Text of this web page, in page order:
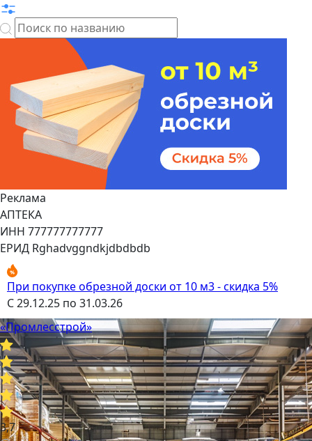
Реклама
АПТЕКА
ИНН 777777777777
ЕРИД Rghadvggndkjdbdbdb
При покупке обрезной доски от 10 м3 - скидка 5%
С 29.12.25 по 31.03.26
«Промлесстрой»
3,7